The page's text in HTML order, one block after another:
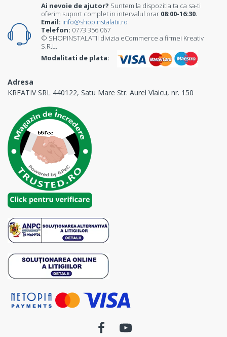
Ai nevoie de ajutor? Suntem la dispozitia ta ca sa-ti
oferim suport complet in intervalul orar 08:00-16:30.
Email: info@shopinstalatii.ro
Telefon: 0773 356 067
© SHOPINSTALATII divizia eCommerce a firmei Kreativ
S.R.L.
Modalitati de plata:
Adresa
KREATIV SRL 440122, Satu Mare Str. Aurel Vlaicu, nr. 150